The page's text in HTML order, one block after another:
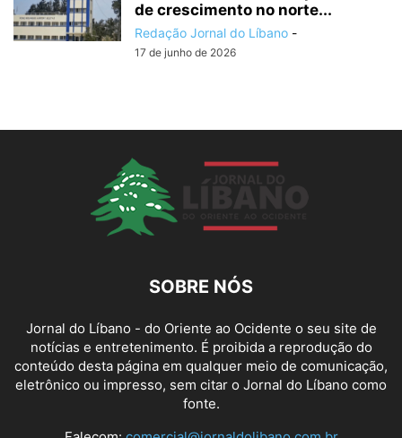
de crescimento no norte...
Redação Jornal do Líbano -
17 de junho de 2026
SOBRE NÓS
Jornal do Líbano - do Oriente ao Ocidente o seu site de
notícias e entretenimento. É proibida a reprodução do
conteúdo desta página em qualquer meio de comunicação,
eletrônico ou impresso, sem citar o Jornal do Líbano como
fonte.